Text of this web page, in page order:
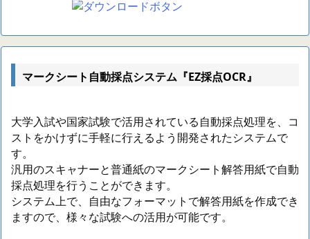
マークシート自動採点システム『EZ採点OCR』
大学入試や国家試験で活用されている自動採点処理を、コ
ストをかけずに手軽に行えるよう開発されたシステムで
す。
汎用のスキャナーと普通紙のマークシート解答用紙で自動
採点処理を行うことができます。
システム上で、自由なフォーマットで解答用紙を作成でき
ますので、様々な試験への活用が可能です。